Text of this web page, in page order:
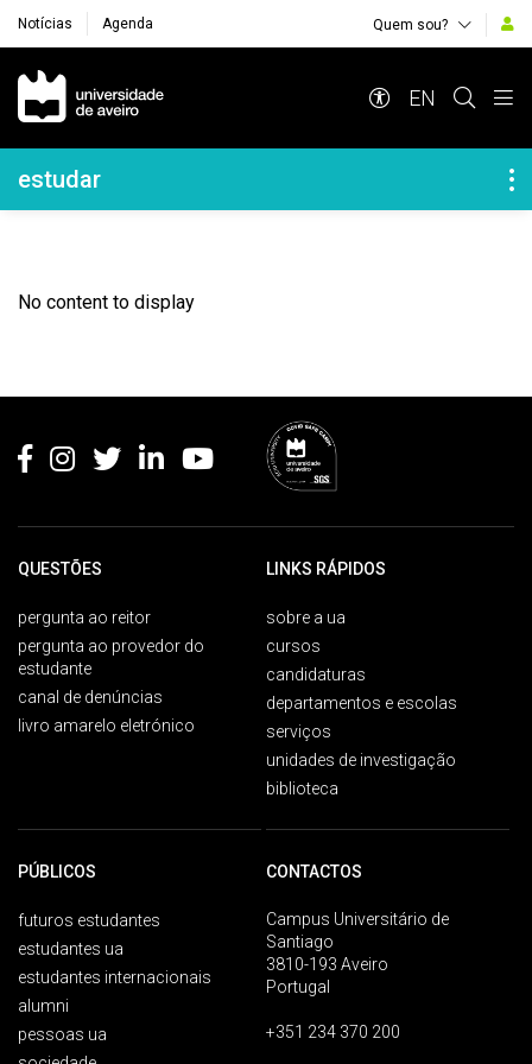
Notícias Agenda Quem sou?
Navegação Principal
EN
Navegação Lateral
estudar
No content to display
QUESTÕES
pergunta ao reitor
pergunta ao provedor do
estudante
canal de denúncias
livro amarelo eletrónico
LINKS RÁPIDOS
sobre a ua
cursos
candidaturas
departamentos e escolas
serviços
unidades de investigação
biblioteca
PÚBLICOS
futuros estudantes
estudantes ua
estudantes internacionais
alumni
pessoas ua
CONTACTOS
Campus Universitário de
Santiago
3810-193 Aveiro
Portugal
+351 234 370 200